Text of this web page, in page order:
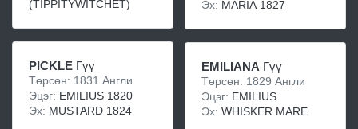
(TIPPITYWITCHET)
PICKLE Гүү
Төрсөн: 1831 Англи
Эцэг: EMILIUS 1820
Эх: MUSTARD 1824
Эх: MARIA 1827
EMILIANA Гүү
Төрсөн: 1829 Англи
Эцэг: EMILIUS
Эх: WHISKER MARE